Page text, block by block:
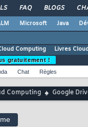
FAQ BLOGS
Microsoft Java
Computing
Livres
gratuitement !
Chat Règles
Computing Google